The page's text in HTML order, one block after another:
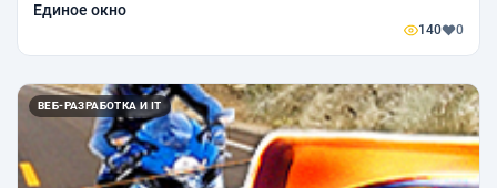
Единое окно
140 0
ВЕБ-РАЗРАБОТКА И IT